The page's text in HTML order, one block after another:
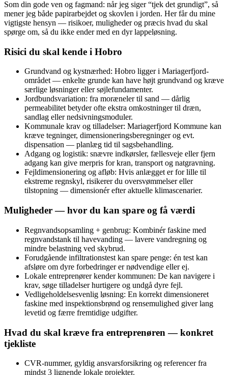
Som din gode ven og fagmand: når jeg siger “tjek det grundigt”, så
mener jeg både papirarbejdet og skovlen i jorden. Her får du mine
vigtigste hensyn — risikoer, muligheder og præcis hvad du skal
spørge om, så du ikke ender med en dyr lappeløsning.
Risici du skal kende i Hobro
Grundvand og kystnærhed: Hobro ligger i Mariagerfjord-
området — enkelte grunde kan have højt grundvand og kræve
særlige løsninger eller søjlefundamenter.
Jordbundsvariation: fra moræneler til sand — dårlig
permeabilitet betyder ofte ekstra omkostninger til dræn,
sandlag eller nedsivningsmoduler.
Kommunale krav og tilladelser: Mariagerfjord Kommune kan
kræve tegninger, dimensioneringsberegninger og evt.
dispensation — planlæg tid til sagsbehandling.
Adgang og logistik: snævre indkørsler, fællesveje eller fjern
adgang kan give merpris for kran, transport og natgravning.
Fejldimensionering og afløb: Hvis anlægget er for lille til
ekstreme regnskyl, risikerer du oversvømmelser eller
tilstopning — dimensionér efter aktuelle klimascenarier.
Muligheder — hvor du kan spare og få værdi
Regnvandsopsamling + genbrug: Kombinér faskine med
regnvandstank til havevanding — lavere vandregning og
mindre belastning ved skybrud.
Forudgående infiltrationstest kan spare penge: én test kan
afsløre om dyre forbedringer er nødvendige eller ej.
Lokale entreprenører kender kommunen: De kan navigere i
krav, søge tilladelser hurtigere og undgå dyre fejl.
Vedligeholdelsesvenlig løsning: En korrekt dimensioneret
faskine med inspektionsbrønd og rensemulighed giver lang
levetid og færre fremtidige udgifter.
Hvad du skal kræve fra entreprenøren — konkret
tjekliste
CVR-nummer, gyldig ansvarsforsikring og referencer fra
mindst 3 lignende lokale projekter.